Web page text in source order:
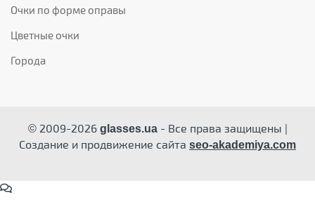
Очки по форме оправы
Цветные очки
Города
© 2009-2026glasses.ua- Все права защищены |
Создание и продвижение сайта seo-akademiya.com